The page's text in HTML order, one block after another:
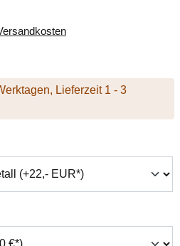
Lieferzeit 1 - 3